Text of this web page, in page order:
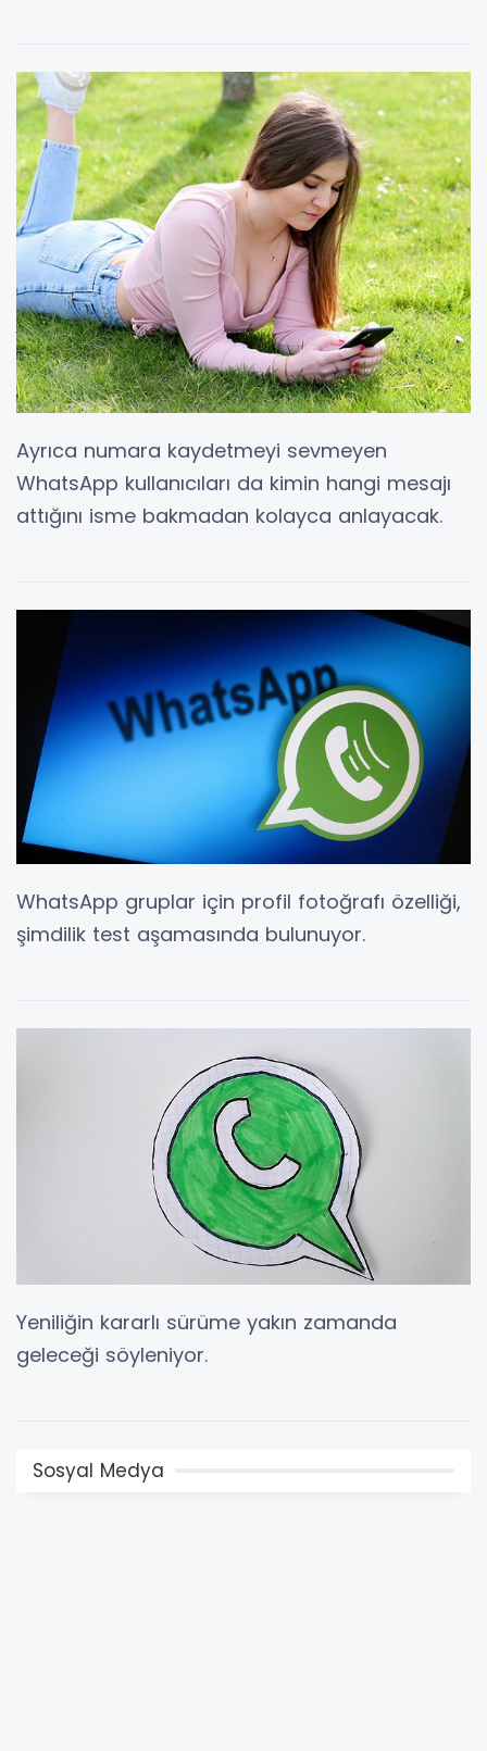
Ayrıca numara kaydetmeyi sevmeyen
WhatsApp kullanıcıları da kimin hangi mesajı
attığını isme bakmadan kolayca anlayacak.
WhatsApp gruplar için profil fotoğrafı özelliği,
şimdilik test aşamasında bulunuyor.
Yeniliğin kararlı sürüme yakın zamanda
geleceği söyleniyor.
Sosyal Medya